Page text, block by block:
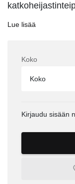
Lue lisää
Koko
Koko
Kirjaudu sisään